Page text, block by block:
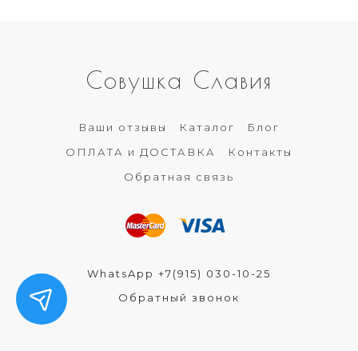
Совушка Славия
Ваши отзывы Каталог
Блог
ОПЛАТА и ДОСТАВКА
Контакты
Обратная связь
WhatsApp +7(915) 030-10-25
Обратный звонок